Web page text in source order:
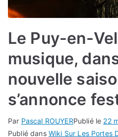
Le Puy-en-
musique,
nouvelle
s’annonce
Par Pascal ROUYERPublié le 22
Publié dans Wiki Sur Les Portes